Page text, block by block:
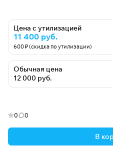
Цена с утилизацией
11 400 руб.
600 ₽ (скидка по утилизации)
Обычная цена
12 000 руб.
0 0
В